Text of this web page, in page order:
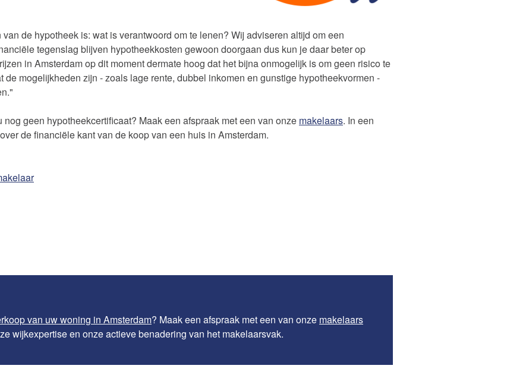
de hypotheek is: wat is verantwoord om te lenen? Wij adviseren altijd om een
tegenslag blijven hypotheekkosten gewoon doorgaan dus kun je daar beter op
in Amsterdam op dit moment dermate hoog dat het bijna onmogelijk is om geen risico te
mogelijkheden zijn - zoals lage rente, dubbel inkomen en gunstige hypotheekvormen -
geen hypotheekcertificaat? Maak een afspraak met een van onze makelaars. In een
de financiële kant van de koop van een huis in Amsterdam.
van uw woning in Amsterdam? Maak een afspraak met een van onze makelaars
wijkexpertise en onze actieve benadering van het makelaarsvak.